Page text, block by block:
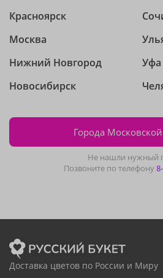
Красноярск
Москва
Нижний Новгород
Новосибирск
Уфа
Города
Не нашли нужный
Позвоните по телефону
Доставка цветов по России и Миру